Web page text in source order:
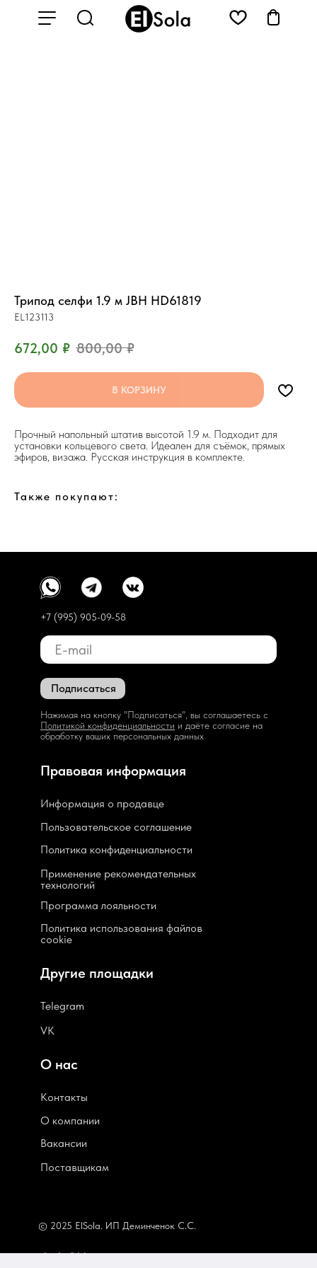
Трипод селфи 1.9 м JBH HD61819
EL123113
672,00 ₽ 800,00 ₽
В КОРЗИНУ
Прочный напольный штатив высотой 1.9 м. Подходит для
установки кольцевого света. Идеален для съёмок, прямых
эфиров, визажа. Русская инструкция в комплекте.
Также покупают:
Подписаться
Нажимая на кнопку "Подписаться", вы соглашаетесь с
Политикой конфиденциальности и даёте согласие на
обработку ваших персональных данных
Пользовательское соглашение
Политика конфиденциальности
Программа лояльности
Политика использования файлов
cookie
elsola@bk.ru
Применение рекомендательных
технологий
Информация о продавце
Контакты
© 2025 ElSola. ИП Деминченок С.С.
Поставщикам
Вакансии
О компании
Telegram
VK
Правовая информация
О нас
Другие площадки
+7 (995) 905-09-58